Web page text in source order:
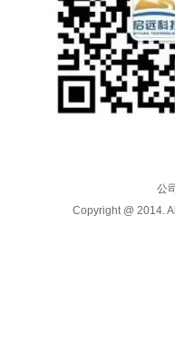
公
Copyright @ 2014.